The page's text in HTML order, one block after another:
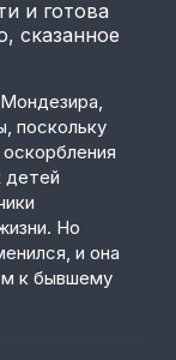
и готова
сказанное
поскольку
детей
Но
и она
к бывшему